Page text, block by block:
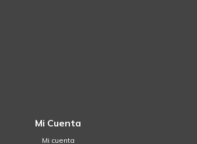
Mi Cuenta
Mi cuenta